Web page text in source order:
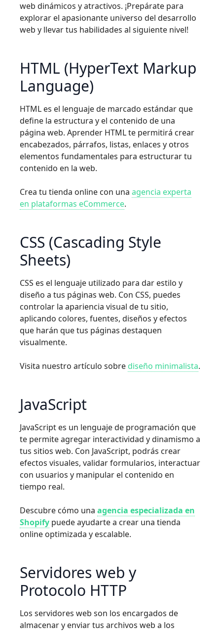
web dinámicos y atractivos. ¡Prepárate para
explorar el apasionante universo del desarrollo
web y llevar tus habilidades al siguiente nivel!
HTML (HyperText Markup
Language)
HTML es el lenguaje de marcado estándar que
define la estructura y el contenido de una
página web. Aprender HTML te permitirá crear
encabezados, párrafos, listas, enlaces y otros
elementos fundamentales para estructurar tu
contenido en la web.
Crea tu tienda online con una agencia experta
en plataformas eCommerce.
CSS (Cascading Style
Sheets)
CSS es el lenguaje utilizado para dar estilo y
diseño a tus páginas web. Con CSS, puedes
controlar la apariencia visual de tu sitio,
aplicando colores, fuentes, diseños y efectos
que harán que tus páginas destaquen
visualmente.
Visita nuestro artículo sobre diseño minimalista.
JavaScript
JavaScript es un lenguaje de programación que
te permite agregar interactividad y dinamismo a
tus sitios web. Con JavaScript, podrás crear
efectos visuales, validar formularios, interactuar
con usuarios y manipular el contenido en
tiempo real.
Descubre cómo una agencia especializada en
Shopify puede ayudarte a crear una tienda
online optimizada y escalable.
Servidores web y
Protocolo HTTP
Los servidores web son los encargados de
almacenar y enviar tus archivos web a los